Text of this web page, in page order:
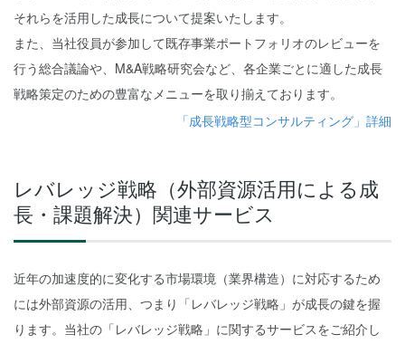
それらを活用した成長について提案いたします。
また、当社役員が参加して既存事業ポートフォリオのレビューを
行う総合議論や、M&A戦略研究会など、各企業ごとに適した成長
戦略策定のための豊富なメニューを取り揃えております。
「成長戦略型コンサルティング」詳細
レバレッジ戦略 （外部資源活用による成
長・課題解決） 関連サービス
近年の加速度的に変化する市場環境（業界構造）に対応するため
には外部資源の活用、つまり「レバレッジ戦略」が成長の鍵を握
ります。当社の「レバレッジ戦略」に関するサービスをご紹介し